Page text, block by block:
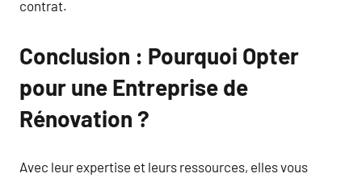
contrat.
Conclusion : Pourquoi Opter
pour une Entreprise de
Rénovation ?
Avec leur expertise et leurs ressources, elles vous